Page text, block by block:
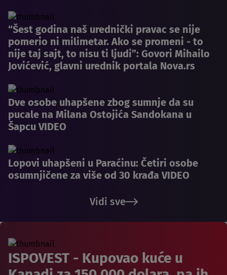
“Šest godina naš urednički pravac se nije
pomerio ni milimetar. Ako se promeni - to
nije taj sajt, to nisu ti ljudi”: Govori Mihailo
Jovićević, glavni urednik portala Nova.rs
Dve osobe uhapšene zbog sumnje da su
pucale na Milana Ostojića Sandokana u
Šapcu VIDEO
Lopovi uhapšeni u Paraćinu: Četiri osobe
osumnjičene za više od 30 krađa VIDEO
Vidi sve
ISPOVEST - Kupovao kuće u